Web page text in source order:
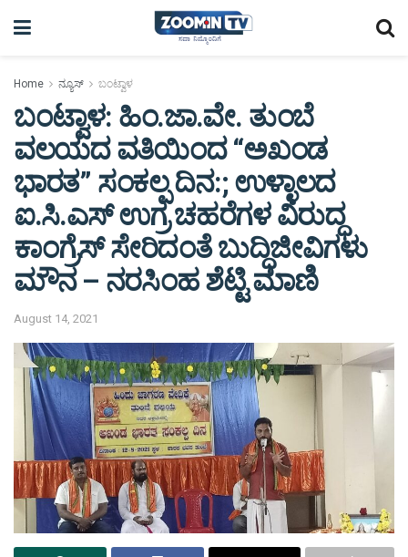
Home ನ್ಯೂಸ್ ಬಂಟ್ವಾಳ
ಬಂಟ್ವಾಳ: ಹಿಂ.ಜಾ.ವೇ. ತುಂಬೆ
ವಲಯದ ವತಿಯಿಂದ “ಅಖಂಡ
ಭಾರತ” ಸಂಕಲ್ಪ ದಿನ:; ಉಳ್ಳಾಲದ
ಐ.ಸಿ.ಎಸ್ ಉಗ್ರ ಚಹರೆಗಳ ವಿರುದ್ಧ
ಕಾಂಗ್ರೆಸ್ ಸೇರಿದಂತೆ ಬುದ್ಧಿಜೀವಿಗಳು
ಮೌನ – ನರಸಿಂಹ ಶೆಟ್ಟಿ ಮಾಣಿ
August 14, 2021